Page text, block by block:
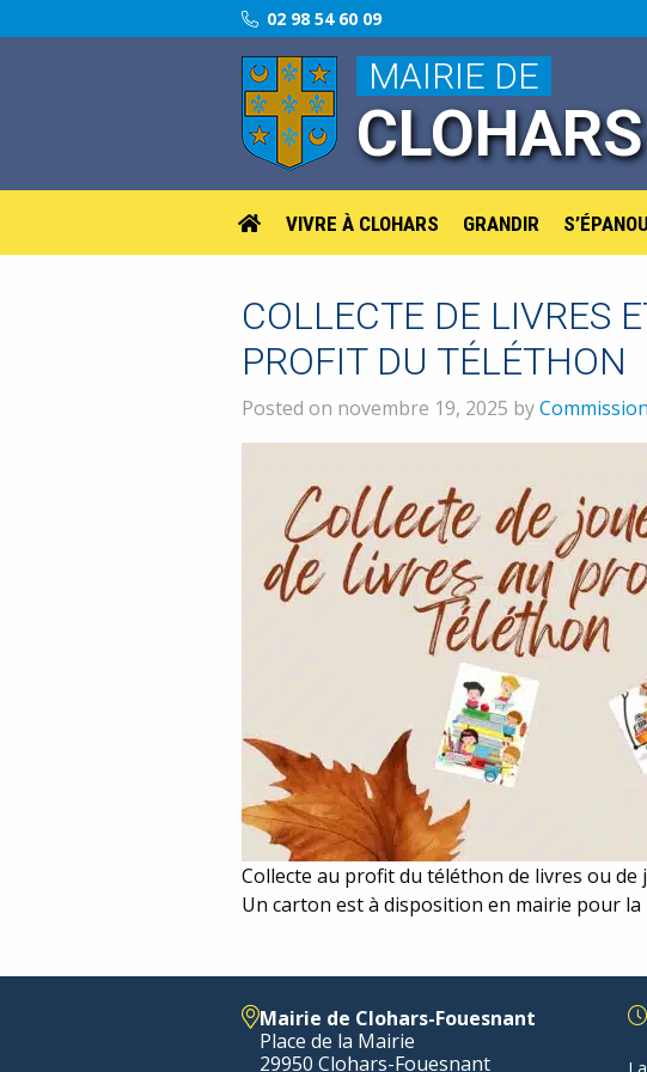
02 98 54 60 09
MAIRIE DE
VIVRE À CLOHARS GRANDIR
COLLECTE DE LIVRES
PROFIT DU TÉLÉTHON
Posted on novembre 19, 2025 by
Collecte au profit du téléthon de livres ou de
Un carton est à disposition en mairie pour la
Mairie de Clohars-Fouesnant
Place de la Mairie
29950 Clohars-Fouesnant